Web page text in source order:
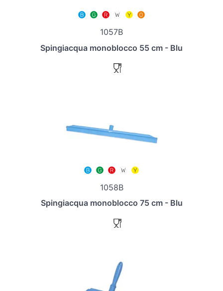
1057B
Spingiacqua monoblocco 55 cm - Blu
1058B
Spingiacqua monoblocco 75 cm - Blu